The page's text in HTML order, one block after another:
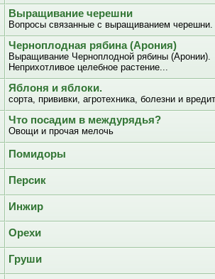
Выращивание черешни
Вопросы связанные с выращиванием черешни.
Черноплодная рябина (Арония)
Выращивание Черноплодной рябины (Аронии).
Неприхотливое целебное растение...
Яблоня и яблоки.
сорта, прививки, агротехника, болезни и
Что посадим в междурядья?
Овощи и прочая мелочь
Помидоры
Персик
Инжир
Орехи
Груши